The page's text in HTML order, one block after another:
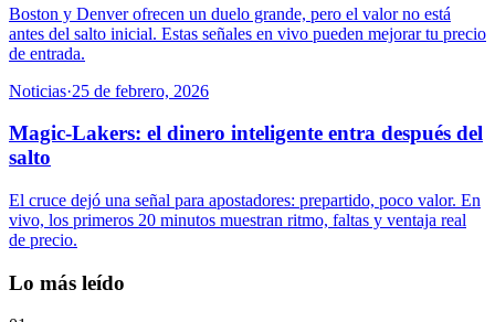
Boston y Denver ofrecen un duelo grande, pero el valor no está
antes del salto inicial. Estas señales en vivo pueden mejorar tu precio
de entrada.
Noticias·25 de febrero, 2026
Magic-Lakers: el dinero inteligente entra después del
salto
El cruce dejó una señal para apostadores: prepartido, poco valor. En
vivo, los primeros 20 minutos muestran ritmo, faltas y ventaja real
de precio.
Lo más leído